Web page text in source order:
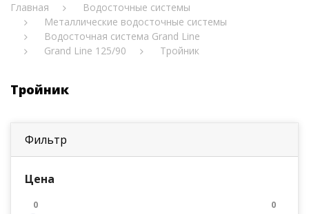
Главная
Водосточные системы
Металлические водосточные системы
Водосточная система Grand Line
Grand Line 125/90
Тройник
Тройник
Фильтр
Цена
0 0